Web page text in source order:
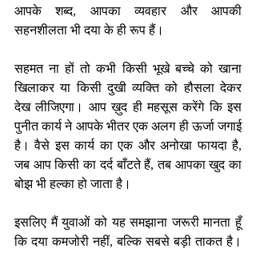
आपके शब्द, आपका व्यवहार और आपकी
सहनशीलता भी दया के ही रूप हैं।
सहमत ना हों तो कभी किसी भूखे बच्चे को खाना
खिलाकर या किसी दुखी व्यक्ति को हौसला देकर
देख लीजिएगा। आप ख़ुद ही महसूस करेंगे कि इस
पुनीत कार्य ने आपके भीतर एक अलग ही ऊर्जा जगाई
है। वैसे इस कार्य का एक और अनोखा फायदा है,
जब आप किसी का दर्द बाँटते हैं, तब आपका खुद का
बोझ भी हल्का हो जाता है।
इसलिए मैं युवाओं को यह समझाना जरूरी मानता हूँ
कि दया कमजोरी नहीं, बल्कि सबसे बड़ी ताकत है।